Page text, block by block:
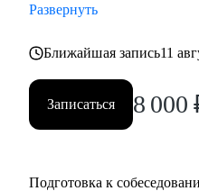
карьеры, если текущая уже
• Как перейти в
Кому могу помочь:
Развернуть
Ближайшая запись11
Записаться 8 000
Подготовка к собеседованию для IT-